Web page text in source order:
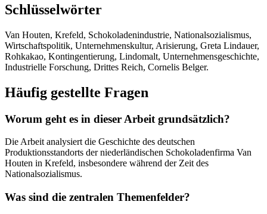
Schlüsselwörter
Van Houten, Krefeld, Schokoladenindustrie, Nationalsozialismus,
Wirtschaftspolitik, Unternehmenskultur, Arisierung, Greta Lindauer,
Rohkakao, Kontingentierung, Lindomalt, Unternehmensgeschichte,
Industrielle Forschung, Drittes Reich, Cornelis Belger.
Häufig gestellte Fragen
Worum geht es in dieser Arbeit grundsätzlich?
Die Arbeit analysiert die Geschichte des deutschen
Produktionsstandorts der niederländischen Schokoladenfirma Van
Houten in Krefeld, insbesondere während der Zeit des
Nationalsozialismus.
Was sind die zentralen Themenfelder?